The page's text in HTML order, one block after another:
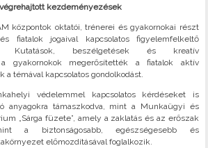
kezdeményezések
központok oktatói, trénerei és gyakornokai részt
fiatalok jogaival kapcsolatos figyelemfelkeltő
Kutatások, beszélgetések és kreatív
gyakornokok megerősítették a fiatalok aktív
témával kapcsolatos gondolkodást.
védelemmel kapcsolatos kérdéseket is
anyagokra támaszkodva, mint a Munkaügyi és
„Sárga füzete”, amely a zaklatás és az erőszak
a biztonságosabb, egészségesebb és
előmozdításával foglalkozik.